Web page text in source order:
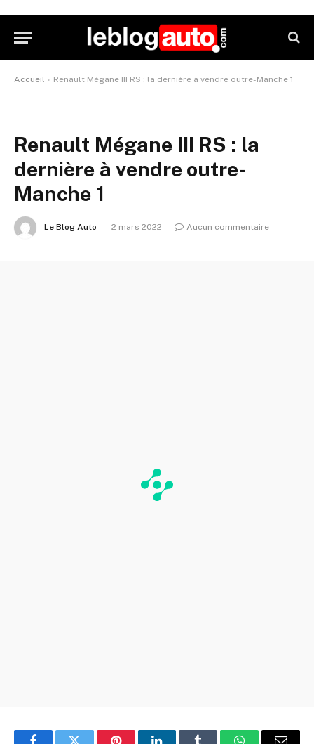
Accueil » Renault Mégane III RS : la dernière à vendre outre-Manche 1
Renault Mégane III RS : la
dernière à vendre outre-
Manche 1
Le Blog Auto 2 mars 2022 Aucun commentaire